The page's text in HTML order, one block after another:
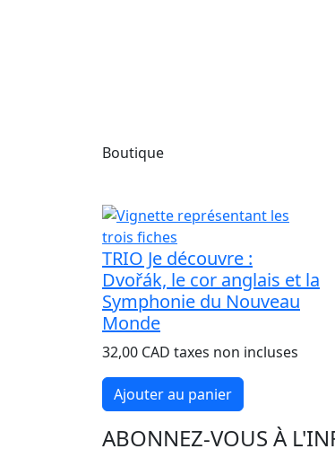
Boutique
TRIO Je découvre :
Dvořák, le cor anglais et la
Symphonie du Nouveau
Monde
32,00 CAD taxes non incluses
Ajouter au panier
ABONNEZ-VOUS À